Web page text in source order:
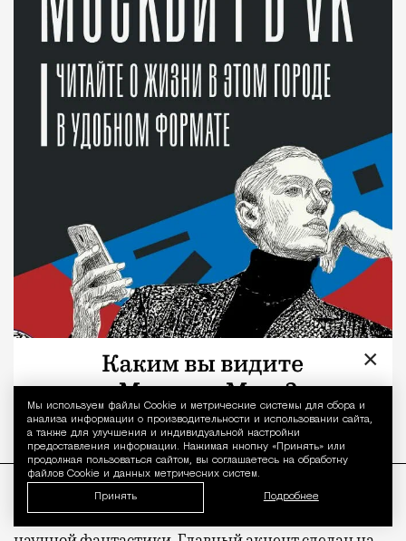
Уведомление
Мы используем файлы Сookie и метрические системы для сбора и
анализа информации о производительности и использовании сайта,
а также для улучшения и индивидуальной настройки
предоставления информации. Нажимая кнопку «Принять» или
продолжая пользоваться сайтом, вы соглашаетесь на обработку
файлов Cookie и данных метрических систем.
Принять Подробнее
«Сколково» на рендерах выглядит как станция из
×